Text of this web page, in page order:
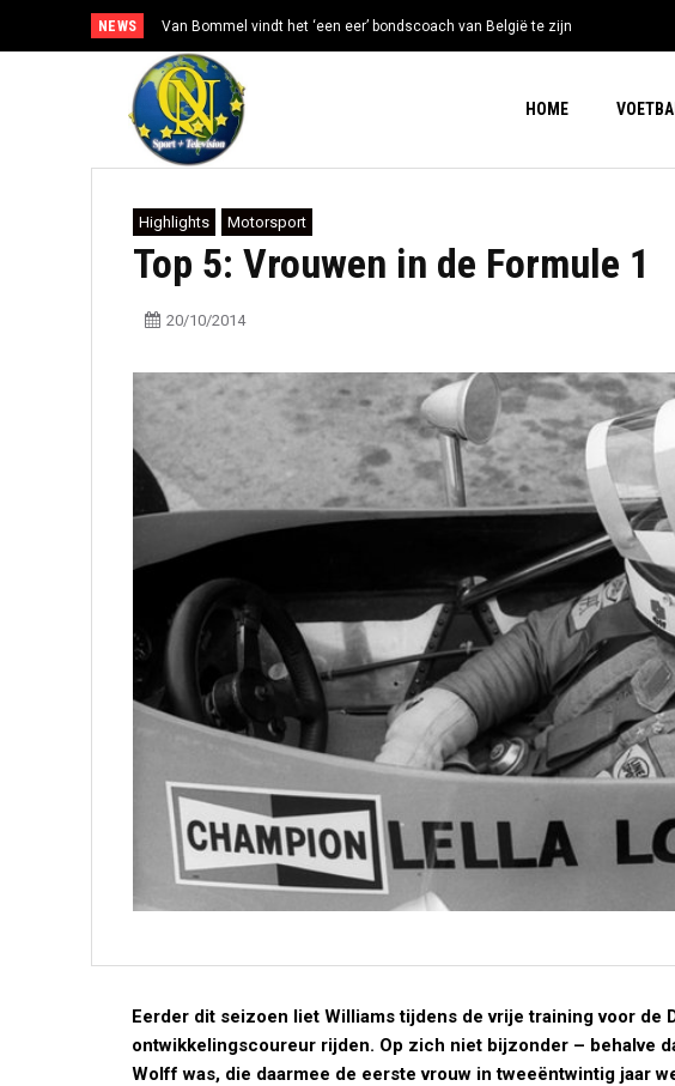
NEWS Van Bommel vindt het ‘een eer’ bondscoach van België te zijn
HOME
Highlights Motorsport
Top 5: Vrouwen in de Formule 1
20/10/2014
Eerder dit seizoen liet Williams tijdens de vrije training voor de
ontwikkelingscoureur rijden. Op zich niet bijzonder – behalve
Wolff was, die daarmee de eerste vrouw in tweeëntwintig jaar